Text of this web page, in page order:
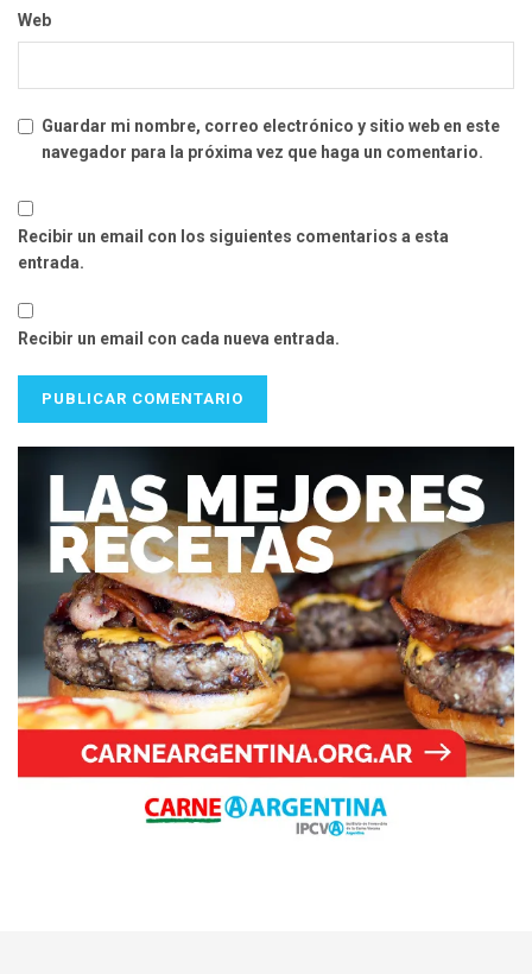
Web
Guardar mi nombre, correo electrónico y sitio web en este
navegador para la próxima vez que haga un comentario.
Recibir un email con los siguientes comentarios a esta
entrada.
Recibir un email con cada nueva entrada.